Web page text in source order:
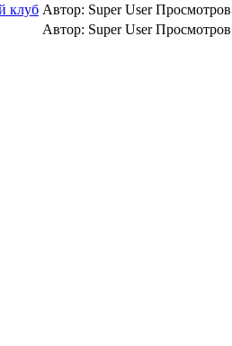
клуб Автор: Super User
Автор: Super User